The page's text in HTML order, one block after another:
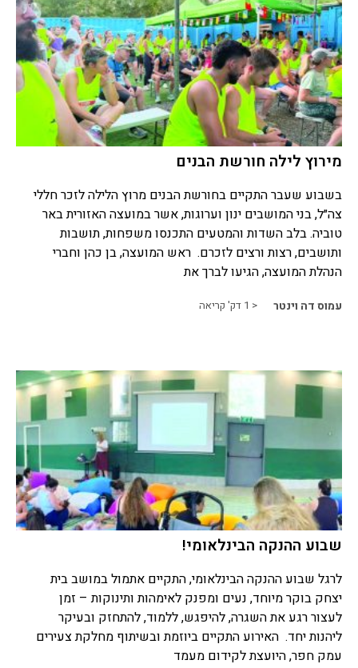
מירוץ לילה חורשת הבנים
בשבוע שעבר התקיים בחורשת הבנים מרוץ הלילה לזכר חללי
צה״ל, בני המושבים ינון וערוגות, אשר במועצה האזורית באר
טוביה. בלב השדות והמטעים התכנסו משפחות, תושבות
ותושבים, רצות ורצים לזכרם. ראש המועצה, בן כהן וחברי
הנהלת המועצה, הגיעו לברך את
עמוס דה וינטר < 1 דק' קריאה
שבוע ההנקה הבינלאומי!
לרגל שבוע ההנקה הבינלאומי, התקיים אתמול במושב בית
יצחק בוקר מיוחד, נעים ומפנק לאימהות ותינוקות – זמן
לעצור רגע את השגרה, להיפגש, ללמוד, להתחזק ובעיקר
ליהנות יחד. האירוע התקיים ביוזמת ובשיתוף מחלקת צעירים
עמק חפר, היועצת לקידום מעמד